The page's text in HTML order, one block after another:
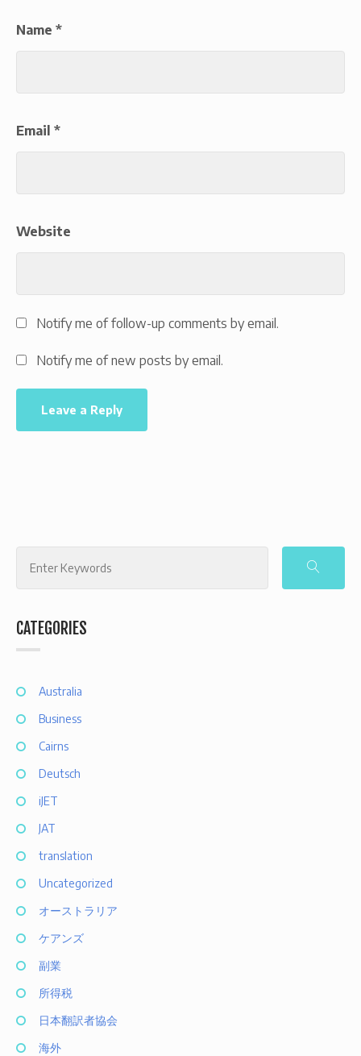
Name *
Email *
Website
Notify me of follow-up comments by email.
Notify me of new posts by email.
CATEGORIES
Australia
Business
Cairns
Deutsch
iJET
JAT
translation
Uncategorized
オーストラリア
ケアンズ
副業
所得税
日本翻訳者協会
海外